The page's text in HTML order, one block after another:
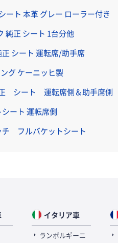
ート 本革 グレー ローラー付き
純正 シート 1台分他
シート 運転席/助手席
グ ケーニッヒ製
ート 運転席側＆助手席側
ート 運転席側
フルバケットシート
イタリア車
ランボルギーニ